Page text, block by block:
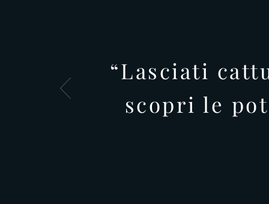
“Lasciati
scopri le